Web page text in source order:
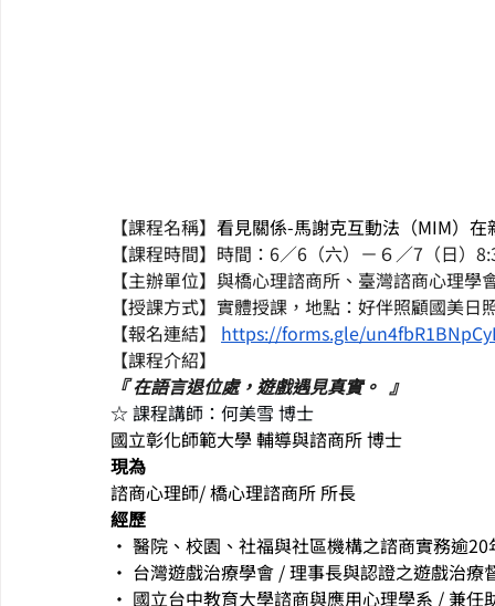
【課程名稱】 看見關係-馬謝克互動法（MIM）
【課程時間】時間：6／6（六）－６／7（日）
【主辦單位】與橋心理諮商所、臺灣諮商心理學
【授課方式】實體授課，地點：好伴照顧國美
【報名連結】 https://forms.gle/
【課程介紹】
『 在語言退位處，遊戲遇見真實。 』
☆ 課程講師：何美雪 博士
國立彰化師範大學 輔導與諮商所 博士
現為
諮商心理師/ 橋心理諮商所 所長
經歷
• 醫院、校園、社福與社區機構之諮商實務逾20
• 台灣遊戲治療學會 / 理事長與認證之遊戲治療
• 國立台中教育大學諮商與應用心理學系 / 兼任